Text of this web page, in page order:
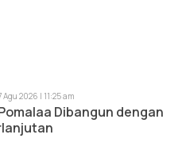
Agu 2026 | 11:25 am
Dibangun dengan